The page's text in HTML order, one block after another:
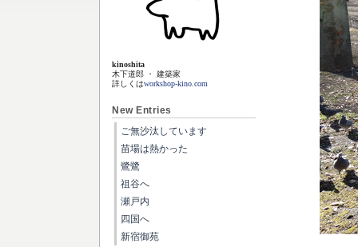
kinoshita
木下道郎 ・ 建築家
詳しくはworkshop-kino.com
New Entries
ご無沙汰しています
苗場は熱かった
鷺鷺
祖谷へ
瀬戸内
四国へ
新宿御苑